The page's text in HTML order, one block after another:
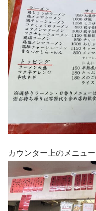
カウンター上のメニュー